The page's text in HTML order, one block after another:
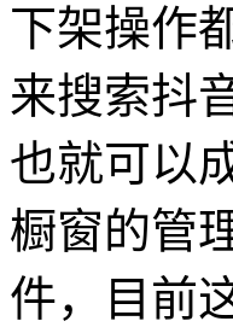
下架操作
来搜索抖
也就可以
橱窗的管
件，目前